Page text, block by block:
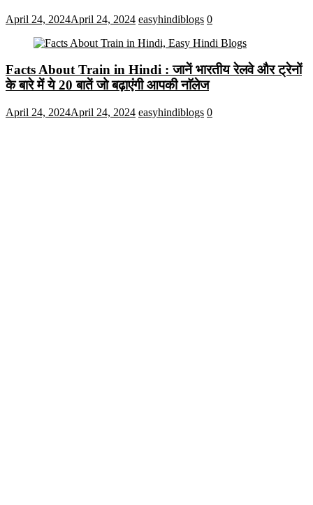
April 24, 2024April 24, 2024 easyhindiblogs 0
Facts About Train in Hindi : जानें भारतीय रेलवे और ट्रेनों
के बारे में ये 20 बातें जो बढ़ाएंगी आपकी नाॅलेज
April 24, 2024April 24, 2024 easyhindiblogs 0